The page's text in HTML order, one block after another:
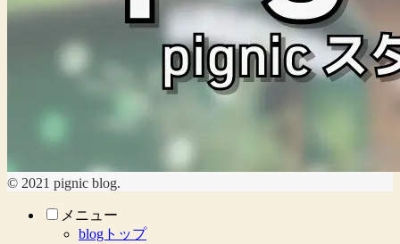
© 2021 pignic blog.
メニュー
blogトップ